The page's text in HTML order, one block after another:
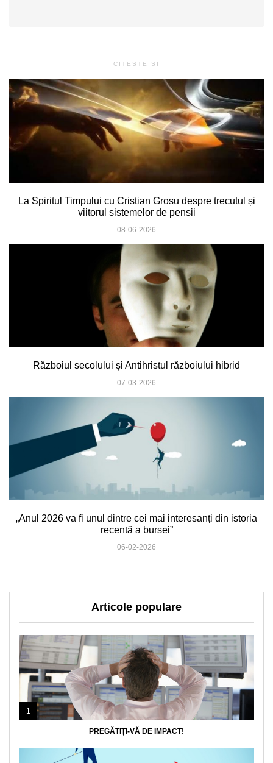
CITESTE SI
La Spiritul Timpului cu Cristian Grosu despre trecutul și
viitorul sistemelor de pensii
08-06-2026
Războiul secolului și Antihristul războiului hibrid
07-03-2026
„Anul 2026 va fi unul dintre cei mai interesanți din istoria
recentă a bursei”
06-02-2026
Articole populare
1
PREGĂTIȚI-VĂ DE IMPACT!